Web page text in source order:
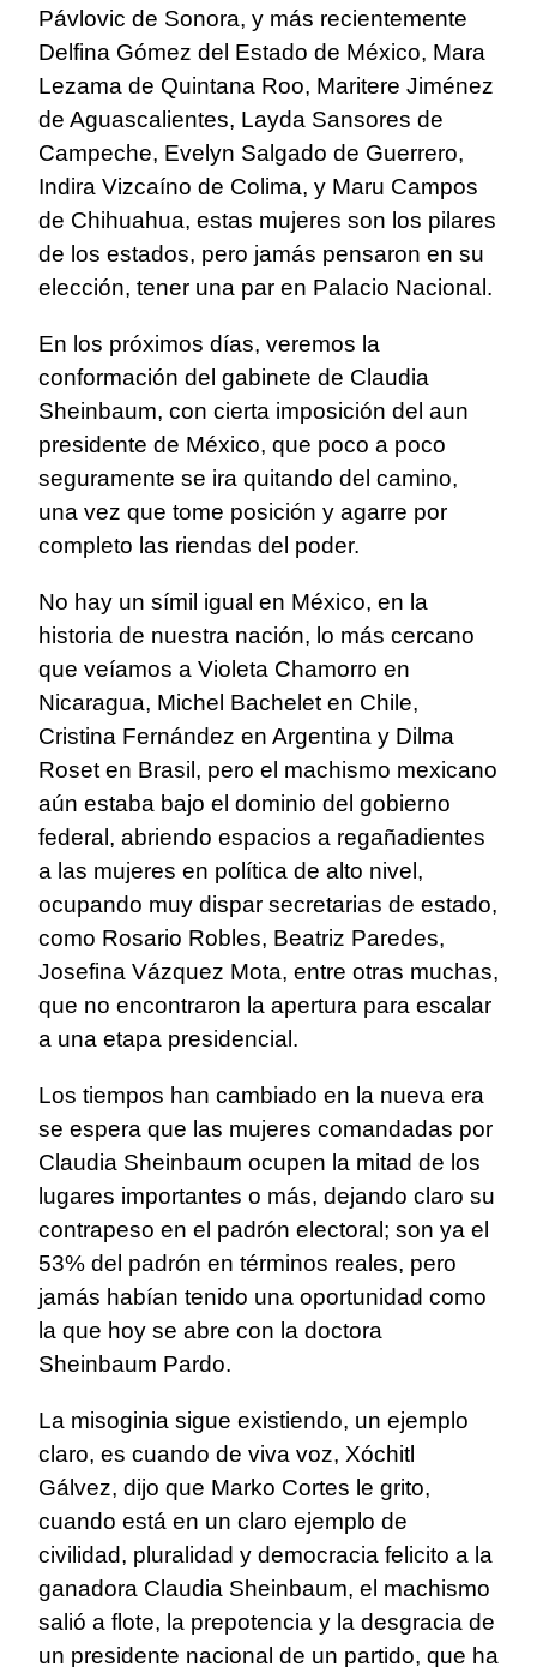
Pávlovic de Sonora, y más recientemente
Delfina Gómez del Estado de México, Mara
Lezama de Quintana Roo, Maritere Jiménez
de Aguascalientes, Layda Sansores de
Campeche, Evelyn Salgado de Guerrero,
Indira Vizcaíno de Colima, y Maru Campos
de Chihuahua, estas mujeres son los pilares
de los estados, pero jamás pensaron en su
elección, tener una par en Palacio Nacional.
En los próximos días, veremos la
conformación del gabinete de Claudia
Sheinbaum, con cierta imposición del aun
presidente de México, que poco a poco
seguramente se ira quitando del camino,
una vez que tome posición y agarre por
completo las riendas del poder.
No hay un símil igual en México, en la
historia de nuestra nación, lo más cercano
que veíamos a Violeta Chamorro en
Nicaragua, Michel Bachelet en Chile,
Cristina Fernández en Argentina y Dilma
Roset en Brasil, pero el machismo mexicano
aún estaba bajo el dominio del gobierno
federal, abriendo espacios a regañadientes
a las mujeres en política de alto nivel,
ocupando muy dispar secretarias de estado,
como Rosario Robles, Beatriz Paredes,
Josefina Vázquez Mota, entre otras muchas,
que no encontraron la apertura para escalar
a una etapa presidencial.
Los tiempos han cambiado en la nueva era
se espera que las mujeres comandadas por
Claudia Sheinbaum ocupen la mitad de los
lugares importantes o más, dejando claro su
contrapeso en el padrón electoral; son ya el
53% del padrón en términos reales, pero
jamás habían tenido una oportunidad como
la que hoy se abre con la doctora
Sheinbaum Pardo.
La misoginia sigue existiendo, un ejemplo
claro, es cuando de viva voz, Xóchitl
Gálvez, dijo que Marko Cortes le grito,
cuando está en un claro ejemplo de
civilidad, pluralidad y democracia felicito a la
ganadora Claudia Sheinbaum, el machismo
salió a flote, la prepotencia y la desgracia de
un presidente nacional de un partido, que ha